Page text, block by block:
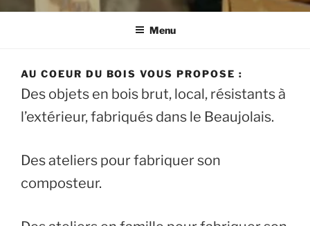
Menu
AU COEUR DU BOIS VOUS PROPOSE :
Des objets en bois brut, local, résistants à
l’extérieur, fabriqués dans le Beaujolais.
Des ateliers pour fabriquer son
composteur.